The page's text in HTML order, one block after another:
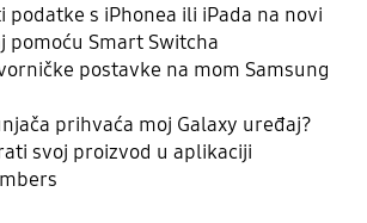
podatke s iPhonea ili iPada na novi
pomoću Smart Switcha
postavke na mom Samsung
prihvaća moj Galaxy uređaj?
svoj proizvod u aplikaciji